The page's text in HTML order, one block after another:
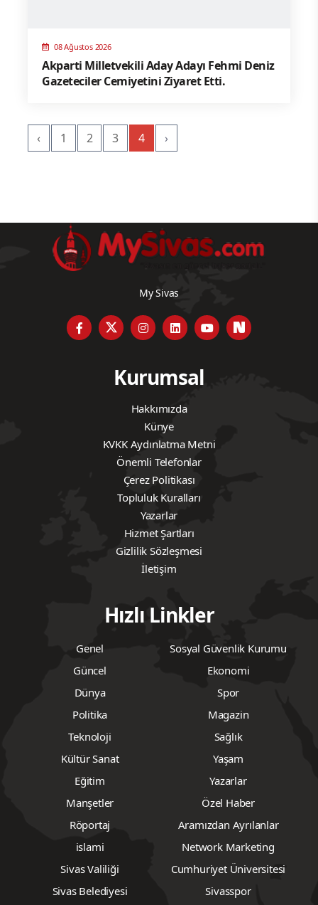
08 Ağustos 2026
Akparti Milletvekili Aday Adayı Fehmi Deniz
Gazeteciler Cemiyetini Ziyaret Etti.
‹ 1 2 3 4 ›
My Sivas
Kurumsal
Hakkımızda
Künye
KVKK Aydınlatma Metni
Önemli Telefonlar
Çerez Politikası
Topluluk Kuralları
Yazarlar
Hizmet Şartları
Gizlilik Sözleşmesi
İletişim
Hızlı Linkler
Genel
Sosyal Güvenlik Kurumu
Güncel
Ekonomi
Dünya
Spor
Politika
Magazin
Teknoloji
Sağlık
Kültür Sanat
Yaşam
Eğitim
Yazarlar
Manşetler
Özel Haber
Röportaj
Aramızdan Ayrılanlar
islami
Network Marketing
Sivas Valiliği
Cumhuriyet Üniversitesi
Sivas Belediyesi
Sivasspor